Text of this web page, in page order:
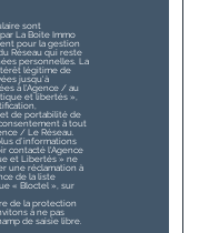
sont
La Boite Immo
pour la gestion
Réseau qui reste
personnelles. La
légitime de
jusqu'à
à l'Agence / au
et libertés »,
et de portabilité de
à tout
/ Le Réseau.
d’informations
contacté l'Agence
et Libertés » ne
une réclamation à
de la liste
« Bloctel », sur
de la protection
à ne pas
de saisie libre.